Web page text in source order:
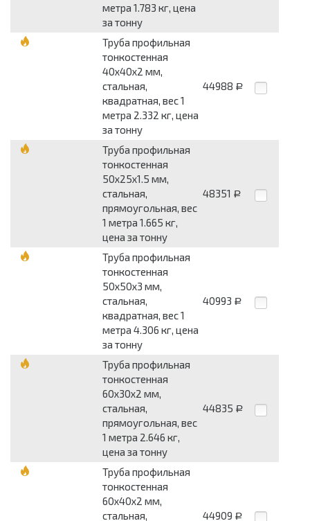
метра 1.783 кг, цена
за тонну
Труба профильная
тонкостенная
40x40x2 мм,
стальная,
квадратная, вес 1
метра 2.332 кг, цена
за тонну
44988 Р
Труба профильная
тонкостенная
50x25x1.5 мм,
стальная,
прямоугольная, вес
1 метра 1.665 кг,
цена за тонну
48351 Р
Труба профильная
тонкостенная
50x50x3 мм,
стальная,
квадратная, вес 1
метра 4.306 кг, цена
за тонну
40993 Р
Труба профильная
тонкостенная
60x30x2 мм,
стальная,
прямоугольная, вес
1 метра 2.646 кг,
цена за тонну
44835 Р
Труба профильная
тонкостенная
60x40x2 мм,
стальная,
44909 Р